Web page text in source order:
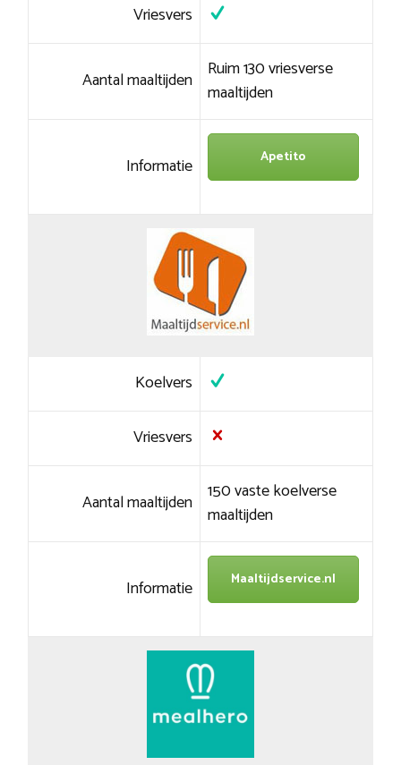
Vriesvers
Aantal maaltijden Ruim 130 vriesverse
maaltijden
Informatie Apetito
Koelvers
Vriesvers
Aantal maaltijden 150 vaste koelverse
maaltijden
Informatie Maaltijdservice.nl